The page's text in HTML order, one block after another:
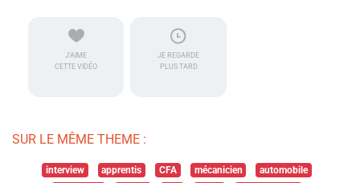
J'AIME
CETTE VIDÉO
JE REGARDE
PLUS TARD
SUR LE MÊME THEME :
interview apprentis CFA mécanicien
automobile